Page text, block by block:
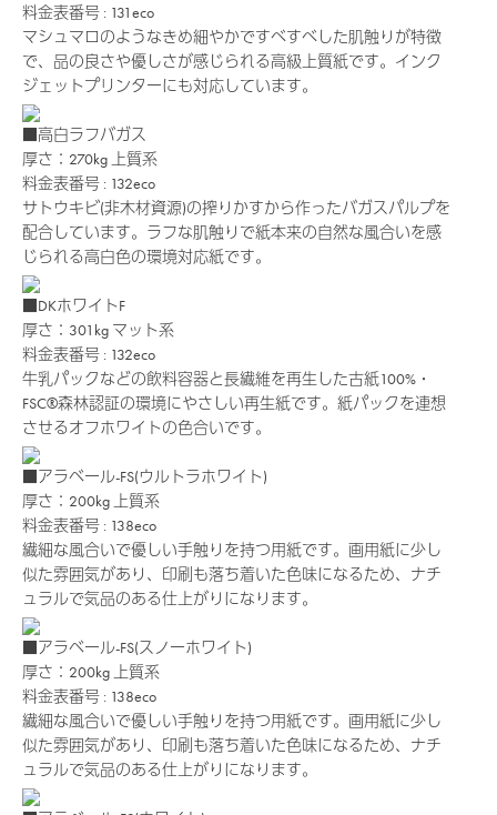
料金表番号 : 131eco
マシュマロのようなきめ細やかですべすべした肌触りが特徴
で、品の良さや優しさが感じられる高級上質紙です。インク
ジェットプリンターにも対応しています。
■高白ラフバガス
厚さ：270kg 上質系
料金表番号 : 132eco
サトウキビ(非木材資源)の搾りかすから作ったバガスパルプを
配合しています。ラフな肌触りで紙本来の自然な風合いを感
じられる高白色の環境対応紙です。
■DKホワイトF
厚さ：301kg マット系
料金表番号 : 132eco
牛乳パックなどの飲料容器と長繊維を再生した古紙100%・
FSC®森林認証の環境にやさしい再生紙です。紙パックを連想
させるオフホワイトの色合いです。
■アラベール-FS(ウルトラホワイト)
厚さ：200kg 上質系
料金表番号 : 138eco
繊細な風合いで優しい手触りを持つ用紙です。画用紙に少し
似た雰囲気があり、印刷も落ち着いた色味になるため、ナチ
ュラルで気品のある仕上がりになります。
■アラベール-FS(スノーホワイト)
厚さ：200kg 上質系
料金表番号 : 138eco
繊細な風合いで優しい手触りを持つ用紙です。画用紙に少し
似た雰囲気があり、印刷も落ち着いた色味になるため、ナチ
ュラルで気品のある仕上がりになります。